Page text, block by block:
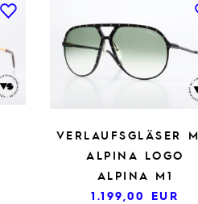
VERLAUFSGLÄSER
ALPINA LOGO
ALPINA M1
1.199,00 EUR